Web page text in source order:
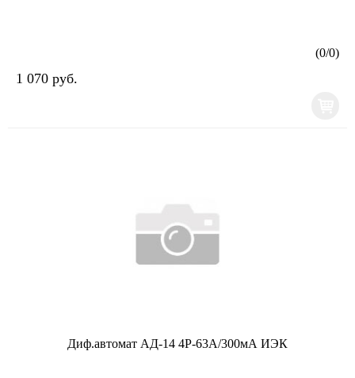
(0/0)
1 070 руб.
Диф.автомат АД-14 4Р-63А/300мА ИЭК